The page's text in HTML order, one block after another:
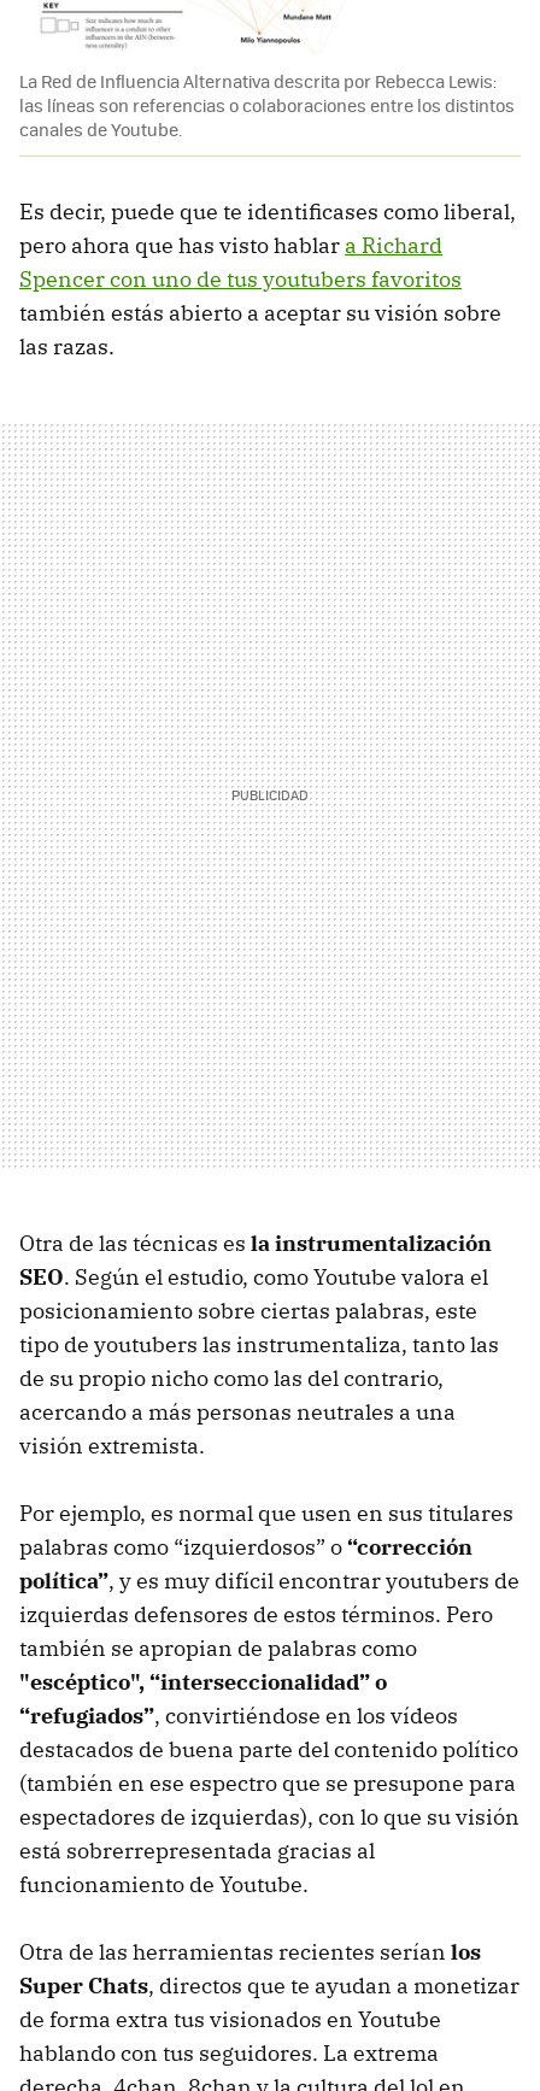
La Red de Influencia Alternativa descrita por Rebecca Lewis:
las líneas son referencias o colaboraciones entre los distintos
canales de Youtube.
Es decir, puede que te identificases como liberal,
pero ahora que has visto hablar a Richard
Spencer con uno de tus youtubers favoritos
también estás abierto a aceptar su visión sobre
las razas.
Otra de las técnicas es la instrumentalización
SEO. Según el estudio, como Youtube valora el
posicionamiento sobre ciertas palabras, este
tipo de youtubers las instrumentaliza, tanto las
de su propio nicho como las del contrario,
acercando a más personas neutrales a una
visión extremista.
Por ejemplo, es normal que usen en sus titulares
palabras como “izquierdosos” o“corrección
política”, y es muy difícil encontrar youtubers de
izquierdas defensores de estos términos. Pero
también se apropian de palabras como
"escéptico", “interseccionalidad” o
“refugiados”, convirtiéndose en los vídeos
destacados de buena parte del contenido político
(también en ese espectro que se presupone para
espectadores de izquierdas), con lo que su visión
está sobrerrepresentada gracias al
funcionamiento de Youtube.
Otra de las herramientas recientes serían los
Super Chats, directos que te ayudan a monetizar
de forma extra tus visionados en Youtube
hablando con tus seguidores. La extrema